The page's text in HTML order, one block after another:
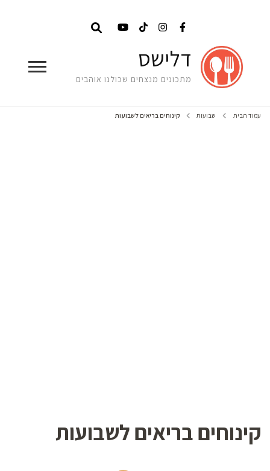
דלישס
מתכונים מנצחים שכולנו אוהבים
עמוד הבית שבועות קינוחים בריאים לשבועות
קינוחים בריאים לשבועות